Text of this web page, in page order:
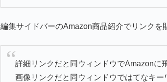
編集サイドバーのAmazon商品紹介でリンクを
詳細リンクだと同ウィンドウでAmazonに
画像リンクだと同ウィンドウではてなキー